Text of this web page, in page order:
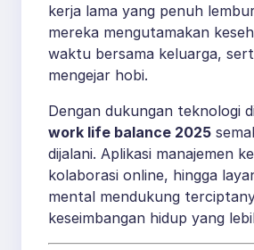
kerja lama yang penuh
mereka mengutamakan
waktu bersama keluarga,
mengejar hobi.
Dengan dukungan teknologi
work life balance 2025
dijalani. Aplikasi manajemen
kolaborasi online, hingga
mental mendukung
keseimbangan hidup yang